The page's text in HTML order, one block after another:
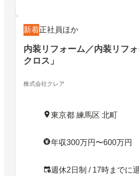
新着正社員ほか
内装リフォーム／内装リフ
クロス」
株式会社クレア
東京都 練馬区 北町
年収300万円〜600万円
週休2日制 / 17時までに